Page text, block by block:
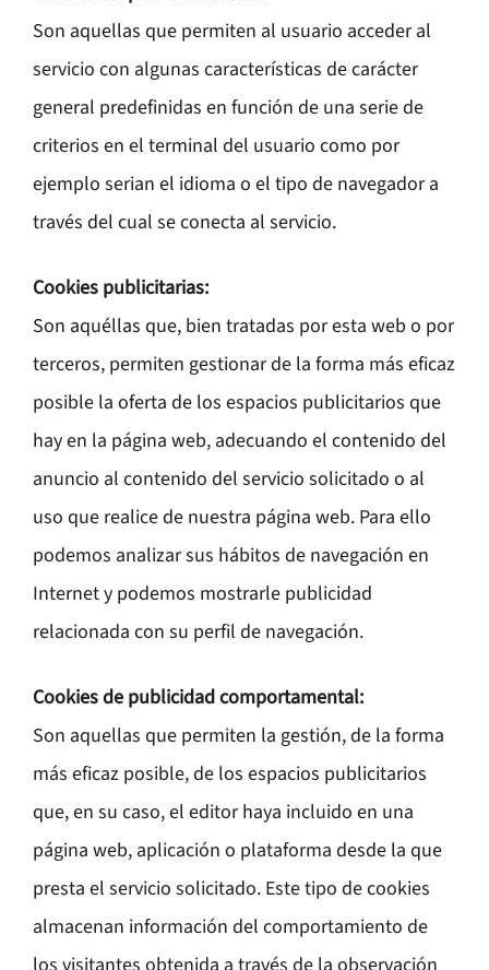
Son aquellas que permiten al usuario acceder al
servicio con algunas características de carácter
general predefinidas en función de una serie de
criterios en el terminal del usuario como por
ejemplo serian el idioma o el tipo de navegador a
través del cual se conecta al servicio.
Cookies publicitarias:
Son aquéllas que, bien tratadas por esta web o por
terceros, permiten gestionar de la forma más eficaz
posible la oferta de los espacios publicitarios que
hay en la página web, adecuando el contenido del
anuncio al contenido del servicio solicitado o al
uso que realice de nuestra página web. Para ello
podemos analizar sus hábitos de navegación en
Internet y podemos mostrarle publicidad
relacionada con su perfil de navegación.
Cookies de publicidad comportamental:
Son aquellas que permiten la gestión, de la forma
más eficaz posible, de los espacios publicitarios
que, en su caso, el editor haya incluido en una
página web, aplicación o plataforma desde la que
presta el servicio solicitado. Este tipo de cookies
almacenan información del comportamiento de